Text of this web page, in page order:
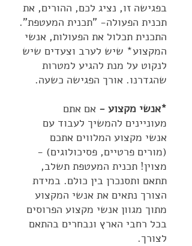
בפגישה זו, נציג לכם, ההורים, את
תכנית הפעולה- "תכנית המעטפת".
התכנית תכלול את הפעולות, אנשי
המקצוע* שיש לערב וצעדים שיש
לנקוט על מנת להגיע למטרות
שהגדרנו. אורך הפגישה כשעה.
*אנשי מקצוע - אם אתם
מעוניינים להמשיך לעבוד עם
אנשי מקצוע המלווים אתכם
(מורים פרטיים, פסיכולוגים) -
מצוין! תכנית המעטפת תשלב,
תתאם ותסנכרן בין כולם. במידת
הצורך נתאים את אנשי המקצוע
מתוך מגוון אנשי מקצוע הפרוסים
בכל רחבי הארץ ונבחרים בהתאם
לצורך.